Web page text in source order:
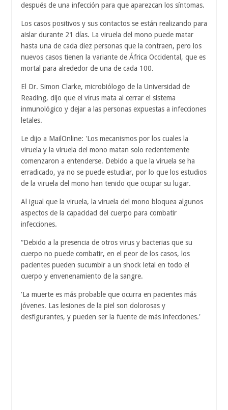
después de una infección para que aparezcan los síntomas.
Los casos positivos y sus contactos se están realizando para
aislar durante 21 días. La viruela del mono puede matar
hasta una de cada diez personas que la contraen, pero los
nuevos casos tienen la variante de África Occidental, que es
mortal para alrededor de una de cada 100.
El Dr. Simon Clarke, microbiólogo de la Universidad de
Reading, dijo que el virus mata al cerrar el sistema
inmunológico y dejar a las personas expuestas a infecciones
letales.
Le dijo a MailOnline: 'Los mecanismos por los cuales la
viruela y la viruela del mono matan solo recientemente
comenzaron a entenderse. Debido a que la viruela se ha
erradicado, ya no se puede estudiar, por lo que los estudios
de la viruela del mono han tenido que ocupar su lugar.
Al igual que la viruela, la viruela del mono bloquea algunos
aspectos de la capacidad del cuerpo para combatir
infecciones.
“Debido a la presencia de otros virus y bacterias que su
cuerpo no puede combatir, en el peor de los casos, los
pacientes pueden sucumbir a un shock letal en todo el
cuerpo y envenenamiento de la sangre.
'La muerte es más probable que ocurra en pacientes más
jóvenes. Las lesiones de la piel son dolorosas y
desfigurantes, y pueden ser la fuente de más infecciones.'